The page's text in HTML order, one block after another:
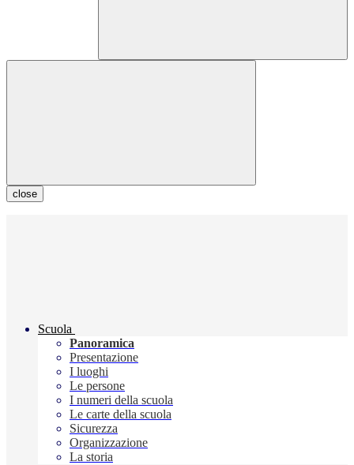
close
Scuola
Panoramica
Presentazione
I luoghi
Le persone
I numeri della scuola
Le carte della scuola
Sicurezza
Organizzazione
La storia